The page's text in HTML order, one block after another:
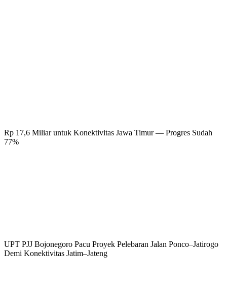
Rp 17,6 Miliar untuk Konektivitas Jawa Timur — Progres Sudah
77%
UPT PJJ Bojonegoro Pacu Proyek Pelebaran Jalan Ponco–Jatirogo
Demi Konektivitas Jatim–Jateng